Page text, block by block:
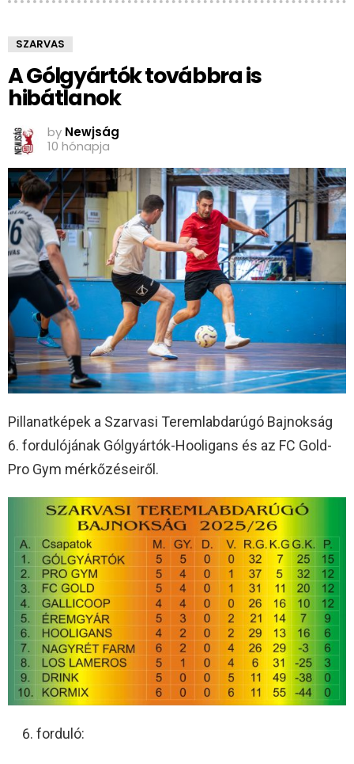
SZARVAS
A Gólgyártók továbbra is
hibátlanok
by Newjság
10 hónapja
Pillanatképek a Szarvasi Teremlabdarúgó Bajnokság
6. fordulójának Gólgyártók-Hooligans és az FC Gold-
Pro Gym mérkőzéseiről.
forduló: